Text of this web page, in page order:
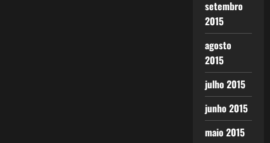
setembro
2015
agosto
2015
julho 2015
junho 2015
maio 2015